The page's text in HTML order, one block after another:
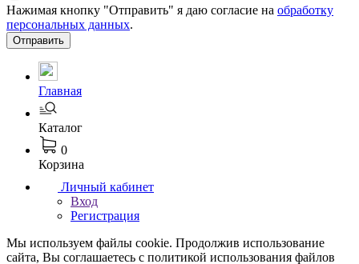
Нажимая кнопку "Отправить" я даю согласие на обработку
персональных данных.
Отправить
Главная
Каталог
0
Корзина
Личный кабинет
Вход
Регистрация
Мы используем файлы cookie. Продолжив использование
сайта, Вы соглашаетесь с политикой использования файлов